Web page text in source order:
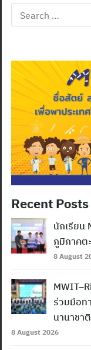
Search
for:
Recent Posts
นักเรียน
ภูมิภาคต
8 August
ร่วมมือท
นานาชาติ
8 August 2026